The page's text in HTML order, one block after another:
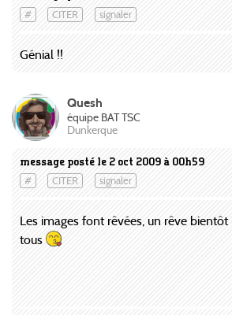
# CITER signaler
Génial !!
message posté le 2 oct 2009 à 00h59
# CITER signaler
Quesh
équipe BAT TSC
Dunkerque
Les images font rêvées, un rêve
tous